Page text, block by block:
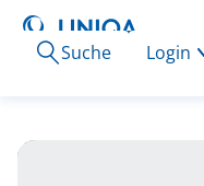
Suche Login